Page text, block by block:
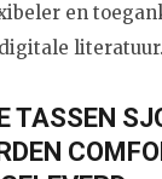
en
literatuur.
TASSEN